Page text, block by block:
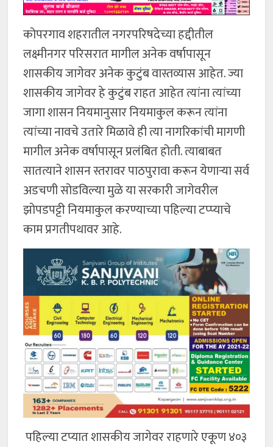
कोपरगाव शहरातील नगरपरिषदेच्या हद्दीतील
लक्ष्मीनगर परिसरात मागील अनेक वर्षापासून
शासकीय जागेवर अनेक कुटुंब वास्तव्यास आहेत. ज्या
शासकीय जागेवर हे कुटुंब राहत आहेत त्यांना त्यांच्या
जागा शासन नियमानुसार नियमाकुल करून त्यांना
त्यांच्या नावचे उतारे मिळावे ही त्या नागरिकांची मागणी
मागील अनेक वर्षापासून प्रलंबित होती. त्याबाबत
सातत्याने शासन स्तरावर पाठपुरावा करून येणाऱ्या सर्व
अडचणी सोडविल्या मुळे या सरकारी जागेवरील
झोपडपट्टी नियमाकुल करण्याच्या पहिल्या टप्प्याचे
काम प्रगतीपथावर आहे.
पहिल्या टप्यात शासकीय जागेवर राहणारे एकूण ४०३